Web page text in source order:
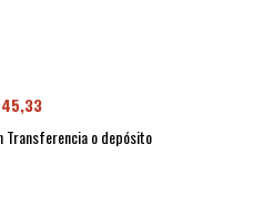
Transferencia o depósito